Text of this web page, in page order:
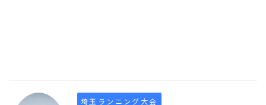
埼玉ランニング大会